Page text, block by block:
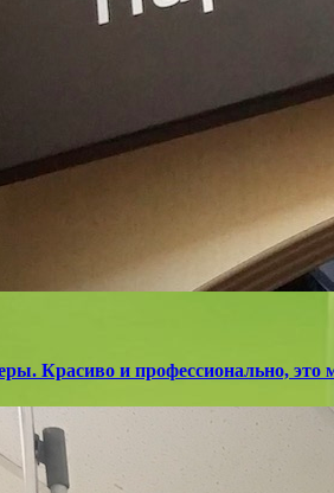
Красиво и профессионально, это